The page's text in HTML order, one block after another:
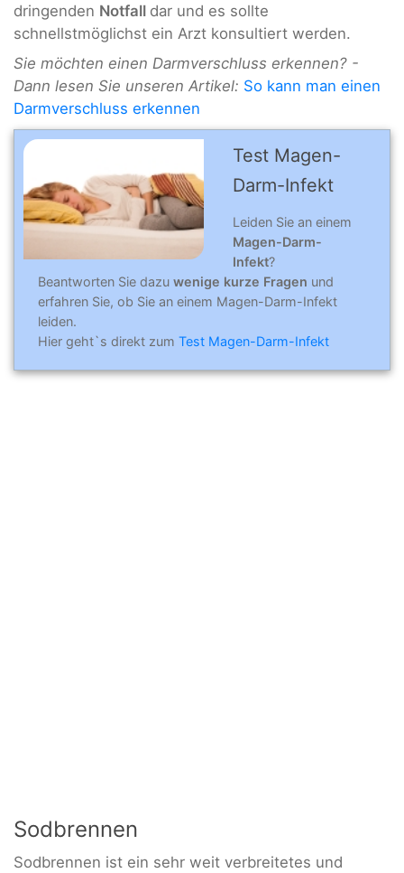
dringenden Notfall dar und es sollte
schnellstmöglichst ein Arzt konsultiert werden.
Sie möchten einen Darmverschluss erkennen? -
Dann lesen Sie unseren Artikel: So kann man einen
Darmverschluss erkennen
Test Magen-
Darm-Infekt
Leiden Sie an einem
Magen-Darm-
Infekt?
Beantworten Sie dazu wenige kurze Fragen und
erfahren Sie, ob Sie an einem Magen-Darm-Infekt
leiden.
Hier geht`s direkt zum Test Magen-Darm-Infekt
Sodbrennen
Sodbrennen ist ein sehr weit verbreitetes und